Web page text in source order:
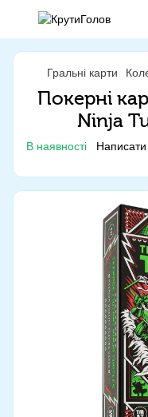
Гральні карти
Покерні
Ninja
В наявності Написати